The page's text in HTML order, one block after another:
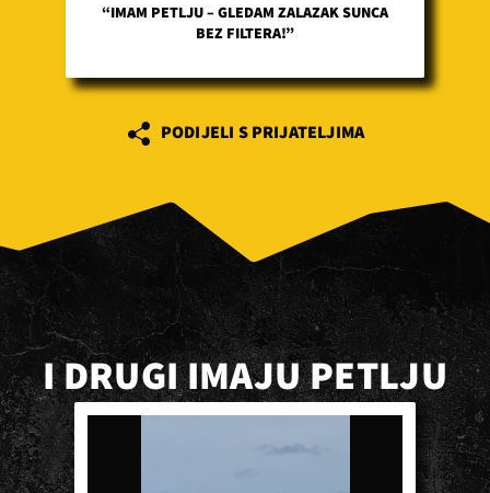
“IMAM PETLJU – GLEDAM ZALAZAK SUNCA
BEZ FILTERA!”
PODIJELI S PRIJATELJIMA
I DRUGI IMAJU PETLJU